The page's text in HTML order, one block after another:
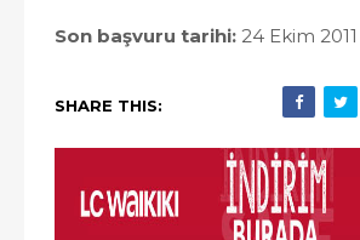
Son başvuru tarihi: 24 Ekim 2011
SHARE THIS: